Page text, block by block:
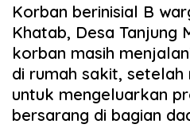
Korban berinisial B
Khatab, Desa Tanjung
korban masih
di rumah sakit,
untuk mengeluarkan
bersarang di bagian